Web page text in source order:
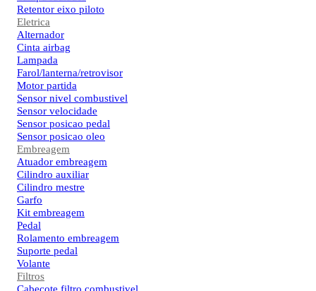
Retentor eixo piloto
Eletrica
Alternador
Cinta airbag
Lampada
Farol/lanterna/retrovisor
Motor partida
Sensor nivel combustivel
Sensor velocidade
Sensor posicao pedal
Sensor posicao oleo
Embreagem
Atuador embreagem
Cilindro auxiliar
Cilindro mestre
Garfo
Kit embreagem
Pedal
Rolamento embreagem
Suporte pedal
Volante
Filtros